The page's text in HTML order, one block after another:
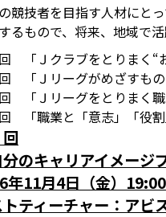
競技者を目指す人材にと
るもので、将来、地域で
「Ｊクラブをとりまく
「Ｊリーグがめざすも
「Ｊリーグをとりまく
「職業と「意志」「役
分のキャリアイメージ
年11月4日（金）
トティーチャー：ア